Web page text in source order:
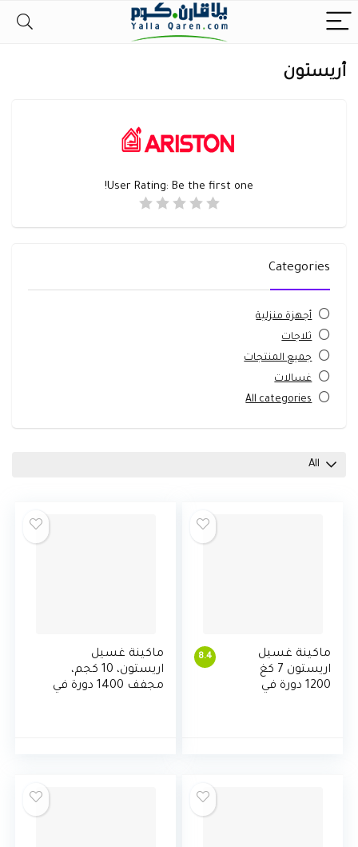
أريستون
User Rating: Be the first one!
Categories
أجهزة منزلية
ثلاجات
جميع المنتجات
غسالات
All categories
All
8.4
ماكينة غسيل
اريستون 7 كغ
1200 دورة في
ماكينة غسيل
اريستون، 10 كجم،
مجفف 1400 دورة في